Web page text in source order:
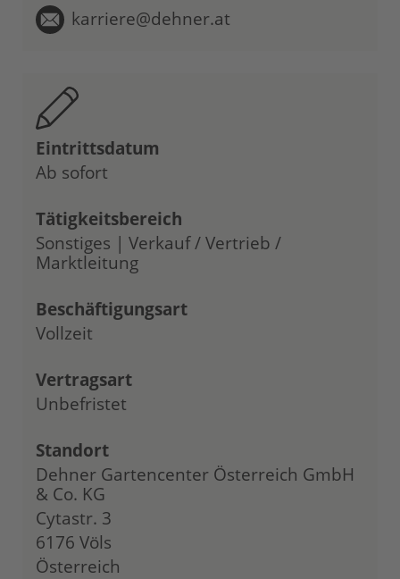
karriere@dehner.at
Eintrittsdatum
Ab sofort
Tätigkeitsbereich
Sonstiges | Verkauf / Vertrieb /
Marktleitung
Beschäftigungsart
Vollzeit
Vertragsart
Unbefristet
Standort
Dehner Gartencenter Österreich GmbH
& Co. KG
Cytastr. 3
6176 Völs
Österreich